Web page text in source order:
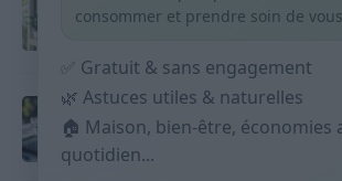
courses sans acheter 10
Budget mensuel : méthode
répartir son salaire dès le
9 avril 2026
consommer et prendre soin de
✅ Gratuit & sans engagement
🌿 Astuces utiles & naturelles
🏠 Maison, bien-être, économies
quotidien...